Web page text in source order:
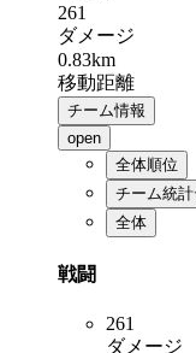
261
ダメージ
0.83km
移動距離
チーム情報
open
全体順位
チーム統計
全体
戦闘
261
ダメージ